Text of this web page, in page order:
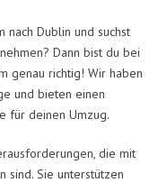
nach Dublin und suchst
Dann bist du bei
genau richtig! Wir haben
und bieten einen
für deinen Umzug.
die mit
sind. Sie unterstützen